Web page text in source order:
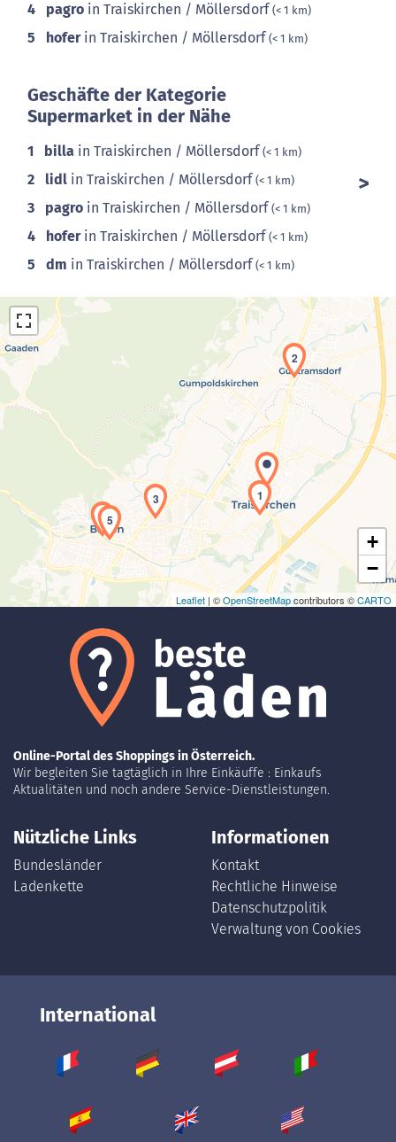
4 pagro in Traiskirchen / Möllersdorf(< 1 km)
5 hoferin Traiskirchen / Möllersdorf(< 1 km)
Geschäfte der Kategorie
Supermarket in der Nähe
1 billa in Traiskirchen / Möllersdorf(< 1 km)
2 lidl in Traiskirchen / Möllersdorf(< 1 km)
3 pagro in Traiskirchen / Möllersdorf(< 1 km)
4 hoferin Traiskirchen / Möllersdorf(< 1 km)
5 dm in Traiskirchen / Möllersdorf(< 1 km)
Laden der Karte...
1
2
3
45
+
−
Leaflet | ©OpenStreetMapcontributors ©CARTO
Online-Portal des Shoppings in Österreich.
Wir begleiten Sie tagtäglich in Ihre Einkäuffe : Einkaufs
Aktualitäten und noch andere Service-Dienstleistungen.
Nützliche Links
Bundesländer
Ladenkette
Informationen
Kontakt
Rechtliche Hinweise
Datenschutzpolitik
Verwaltung von Cookies
International